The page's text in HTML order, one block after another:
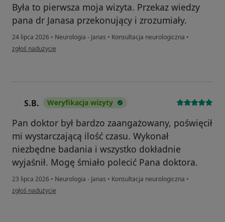
Była to pierwsza moja wizyta. Przekaz wiedzy
pana dr Janasa przekonujący i zrozumiały.
24 lipca 2026 • Neurologia - Janas • Konsultacja neurologiczna •
w opinii użytkownika Andrzej
zgłoś nadużycie
S.B. Weryfikacja wizyty
Pan doktor był bardzo zaangażowany, poświęcił
mi wystarczającą ilość czasu. Wykonał
niezbędne badania i wszystko dokładnie
wyjaśnił. Mogę śmiało polecić Pana doktora.
23 lipca 2026 • Neurologia - Janas • Konsultacja neurologiczna •
w opinii użytkownika S.B.
zgłoś nadużycie